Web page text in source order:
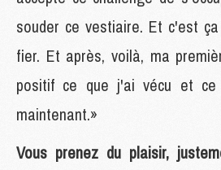
souder ce vestiaire. Et c'est
fier. Et après, voilà, ma
positif ce que j'ai vécu et
maintenant.»
Vous prenez du plaisir,